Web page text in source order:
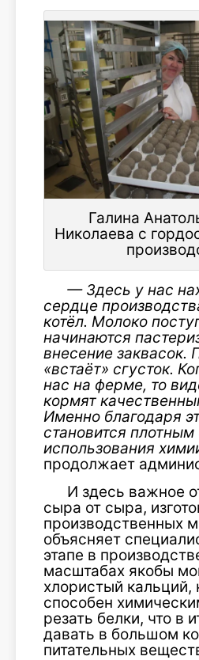
Галина
Николаева с
— Здесь у нас
сердце
котёл. Молоко
начинаются
внесение заквасок.
«встаёт» сгусток.
нас на ферме, то
кормят
Именно благодаря
становится плотным
использования
продолжает
И здесь важное
сыра от сыра,
производственных
объясняет
этапе в
масштабах якобы
хлористый кальций,
способен
резать белки, что в
давать в большом
питательных